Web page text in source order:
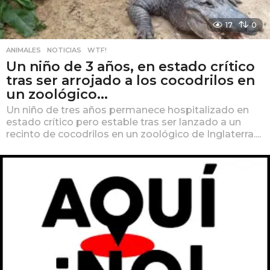
17 0
ANIMALES ,NOTICIAS ,WTF!
Un niño de 3 años, en estado crítico
tras ser arrojado a los cocodrilos en
un zoológico...
Un niño de tres años permanece hospitalizado en
estado crítico pero estable tras ser lanzado a un
recinto de cocodrilos en un zoológico de Inglaterra....